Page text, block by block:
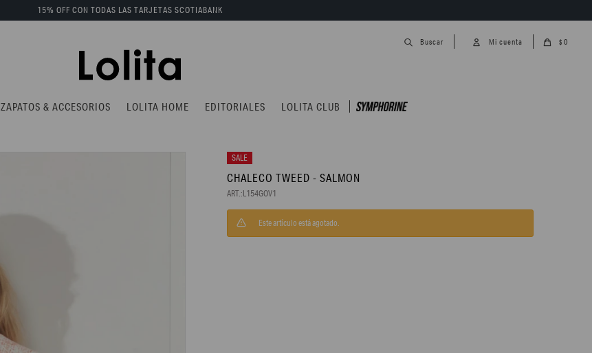
ZAPATOS & ACCESORIOS LOLITA HOME EDITORIALES LOLITA CLUB
$ 0
15% OFF CON TODAS LAS TARJETAS SCOTIABANK
CHALECO TWEED - SALMON
L154GOV1
Este artículo está agotado.